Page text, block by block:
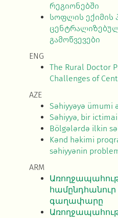
რეგიონებში
სოფლის ექიმის
გამოწვევები
ENG
The Rural Doctor
Challenges of
AZE
Səhiyyəyə ümumi
Səhiyyə, bir
Bölgələrdə ilkin
Kənd həkimi
səhiyyənin
ARM
համընդհանուր
գաղափարը